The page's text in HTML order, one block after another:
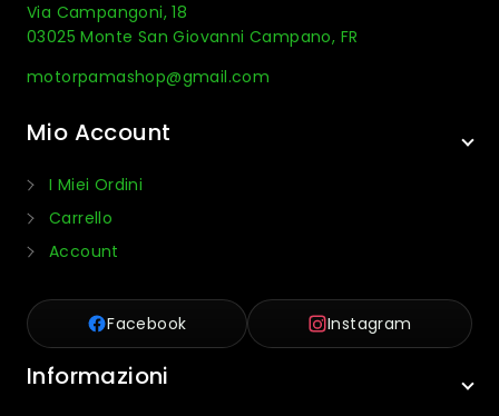
Via Campangoni, 18
03025 Monte San Giovanni Campano, FR
motorpamashop@gmail.com
Mio Account
I Miei Ordini
Carrello
Account
Facebook Instagram
Informazioni